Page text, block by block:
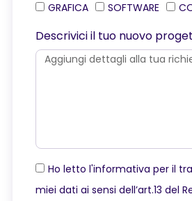
GRAFICA
SOFTWARE
Descrivici il tuo nuovo
Ho letto l'informativa per il
miei dati ai sensi dell’art.13 del